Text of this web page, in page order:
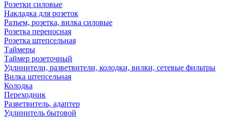
Розетки силовые
Накладка для розеток
Разъем, розетка, вилка силовые
Розетка переносная
Розетка штепсельная
Таймеры
Таймер розеточный
Удлинители, разветвители, колодки, вилки, сетевые фильтры
Вилка штепсельная
Колодка
Переходник
Разветвитель, адаптер
Удлинитель бытовой